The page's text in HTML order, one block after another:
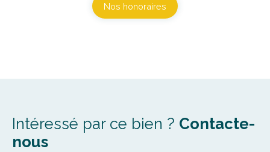
Nos honoraires
Intéressé par ce bien ? Contacte-
nous